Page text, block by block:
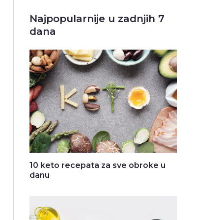
Najpopularnije u zadnjih 7
dana
10 keto recepata za sve obroke u
danu